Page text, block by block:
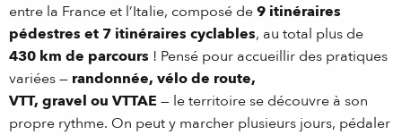
entre la France et l’Italie, composé de9 itinéraires
pédestres et 7 itinéraires cyclables, au total plus de
430 km de parcours ! Pensé pour accueillir des pratiques
variées — randonnée, vélo de route,
VTT, gravel ou VTTAE — le territoire se découvre à son
propre rythme. On peut y marcher plusieurs jours, pédaler